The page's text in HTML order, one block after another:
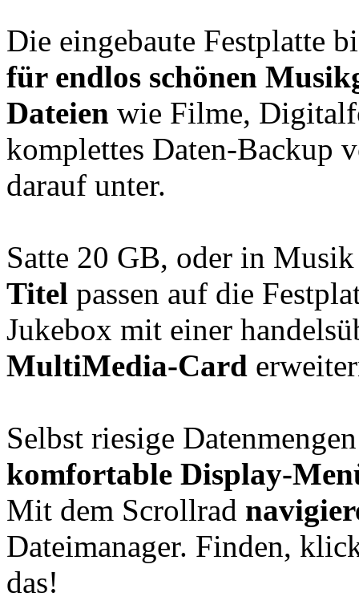
Die eingebaute Festplatte
für endlos schönen
Dateien wie Filme,
komplettes Daten-Backup
darauf unter.
Satte 20 GB, oder in
Titel passen auf die
Jukebox mit einer
MultiMedia-Card
Selbst riesige
komfortable Display-
Mit dem Scrollrad
Dateimanager. Finden,
das!